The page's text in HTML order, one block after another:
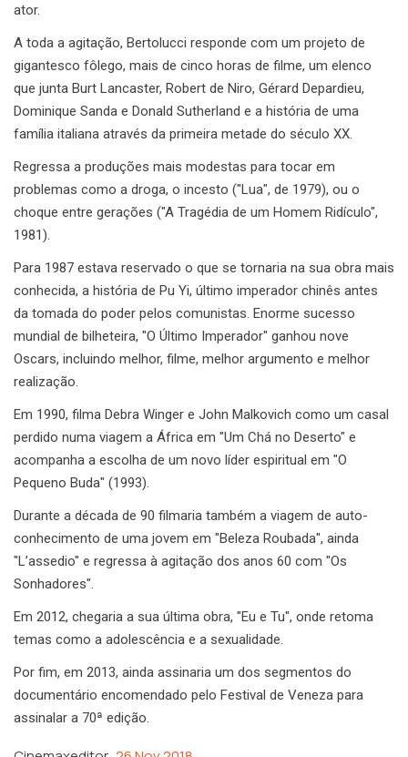
ator.
A toda a agitação, Bertolucci responde com um projeto de
gigantesco fôlego, mais de cinco horas de filme, um elenco
que junta Burt Lancaster, Robert de Niro, Gérard Depardieu,
Dominique Sanda e Donald Sutherland e a história de uma
família italiana através da primeira metade do século XX.
Regressa a produções mais modestas para tocar em
problemas como a droga, o incesto ("Lua", de 1979), ou o
choque entre gerações ("A Tragédia de um Homem Ridículo",
1981).
Para 1987 estava reservado o que se tornaria na sua obra mais
conhecida, a história de Pu Yi, último imperador chinês antes
da tomada do poder pelos comunistas. Enorme sucesso
mundial de bilheteira, "O Último Imperador" ganhou nove
Oscars, incluindo melhor, filme, melhor argumento e melhor
realização.
Em 1990, filma Debra Winger e John Malkovich como um casal
perdido numa viagem a África em "Um Chá no Deserto" e
acompanha a escolha de um novo líder espiritual em "O
Pequeno Buda" (1993).
Durante a década de 90 filmaria também a viagem de auto-
conhecimento de uma jovem em "Beleza Roubada", ainda
"L’assedio" e regressa à agitação dos anos 60 com "Os
Sonhadores".
Em 2012, chegaria a sua última obra, "Eu e Tu", onde retoma
temas como a adolescência e a sexualidade.
Por fim, em 2013, ainda assinaria um dos segmentos do
documentário encomendado pelo Festival de Veneza para
assinalar a 70ª edição.